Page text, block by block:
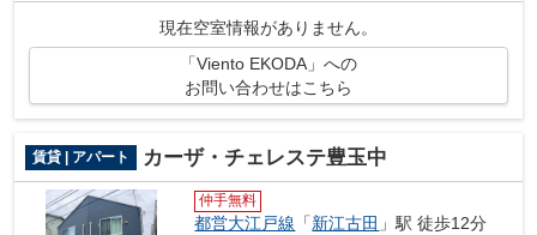
現在空室情報がありません。
「Viento EKODA」への
お問い合わせはこちら
賃貸 | アパート カーザ・チェレステ豊玉中
仲手無料
都営大江戸線 「新江古田 」駅 徒歩12分